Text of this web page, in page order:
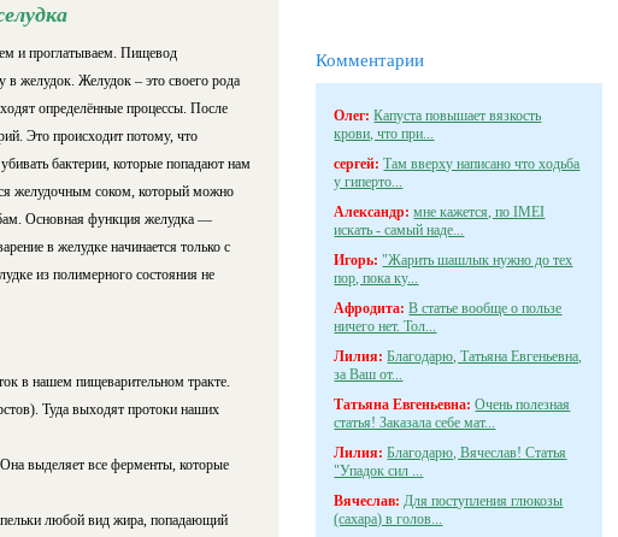
и проглатываем. Пищевод
в желудок. Желудок – это своего рода
определённые процессы. После
Это происходит потому, что
бактерии, которые попадают нам
желудочным соком, который можно
Основная функция желудка —
в желудке начинается только с
из полимерного состояния не
в нашем пищеварительном тракте.
Туда выходят протоки наших
выделяет все ферменты, которые
любой вид жира, попадающий
Комментарии
Олег: Капуста повышает вязкость
крови, что при...
сергей: Там вверху написано что ходьба
у гиперто...
Александр: мне кажется, по IMEI
искать - самый наде...
Игорь: "Жарить шашлык нужно до тех
пор, пока ку...
Афродита: В статье вообще о пользе
ничего нет. Тол...
Лилия: Благодарю, Татьяна Евгеньевна,
за Ваш от...
Татьяна Евгеньевна: Очень полезная
статья! Заказала себе мат...
Лилия: Благодарю, Вячеслав! Статья
"Упадок сил ...
Вячеслав: Для поступления глюкозы
(сахара) в голов...